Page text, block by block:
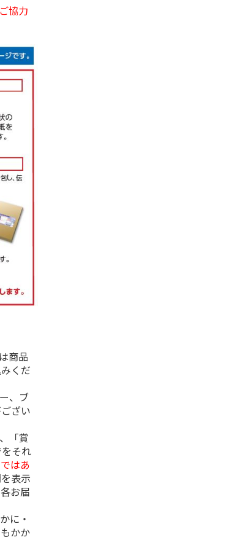
協力
商品
くだ
、ブ
ざい
「賞
それ
はあ
表示
お届
に・
かか